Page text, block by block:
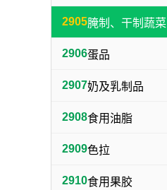
2905腌制、干制蔬菜
2906蛋品
2907奶及乳制品
2908食用油脂
2909色拉
2910食用果胶